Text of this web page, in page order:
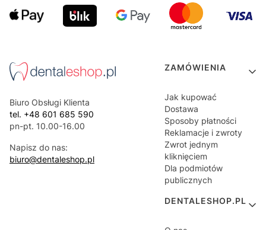
Biuro Obsługi Klienta
tel. +48 601 685 590
pn-pt. 10.00-16.00
Napisz do nas:
biuro@dentaleshop.pl
Linki w stopce
ZAMÓWIENIA
Jak kupować
Dostawa
Sposoby płatności
Reklamacje i zwroty
Zwrot jednym
kliknięciem
Dla podmiotów
publicznych
DENTALESHOP.PL